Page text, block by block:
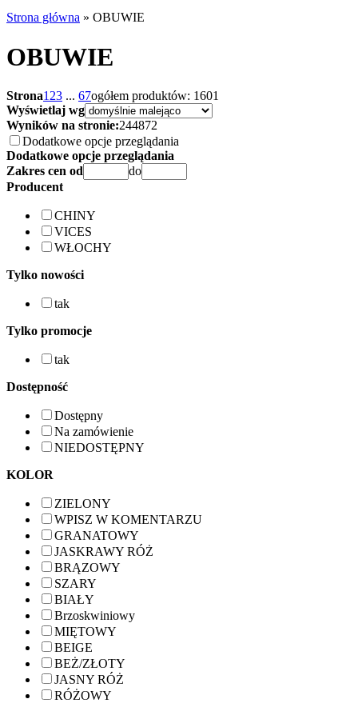
Strona główna » OBUWIE
OBUWIE
Strona1 23 ... 67ogółem produktów: 1601
Wyświetlaj wg
Wyników na stronie:244872
Dodatkowe opcje przeglądania
Dodatkowe opcje przeglądania
Zakres cen od
do
Producent
CHINY
VICES
WŁOCHY
Tylko nowości
tak
Tylko promocje
tak
Dostępność
Dostępny
Na zamówienie
NIEDOSTĘPNY
KOLOR
ZIELONY
WPISZ W KOMENTARZU
GRANATOWY
JASKRAWY RÓŻ
BRĄZOWY
SZARY
BIAŁY
Brzoskwiniowy
MIĘTOWY
BEIGE
BEŻ/ZŁOTY
JASNY RÓŻ
RÓŻOWY